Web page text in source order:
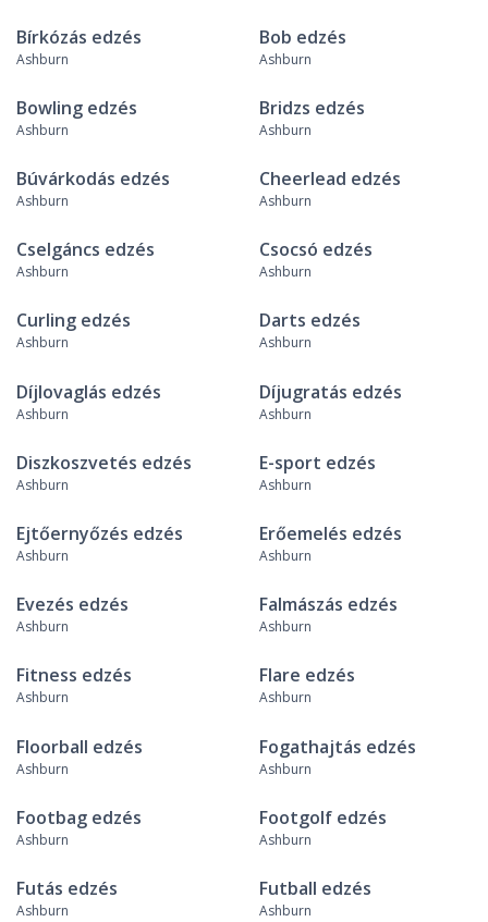
Bírkózás edzés
Ashburn
Bob edzés
Ashburn
Bowling edzés
Ashburn
Bridzs edzés
Ashburn
Búvárkodás edzés
Ashburn
Cheerlead edzés
Ashburn
Cselgáncs edzés
Ashburn
Csocsó edzés
Ashburn
Curling edzés
Ashburn
Darts edzés
Ashburn
Díjlovaglás edzés
Ashburn
Díjugratás edzés
Ashburn
Diszkoszvetés edzés
Ashburn
E-sport edzés
Ashburn
Ejtőernyőzés edzés
Ashburn
Erőemelés edzés
Ashburn
Evezés edzés
Ashburn
Falmászás edzés
Ashburn
Fitness edzés
Ashburn
Flare edzés
Ashburn
Floorball edzés
Ashburn
Fogathajtás edzés
Ashburn
Footbag edzés
Ashburn
Footgolf edzés
Ashburn
Futás edzés
Ashburn
Futball edzés
Ashburn